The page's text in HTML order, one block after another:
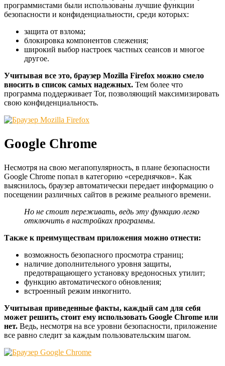
программистами были использованы лучшие функции
безопасности и конфиденциальности, среди которых:
защита от взлома;
блокировка компонентов слежения;
широкий выбор настроек частных сеансов и многое
другое.
Учитывая все это, браузер Mozilla Firefox можно смело
вносить в список самых надежных. Тем более что
программа поддерживает Tor, позволяющий максимизировать
свою конфиденциальность.
Google Chrome
Несмотря на свою мегапопулярность, в плане безопасности
Google Chrome попал в категорию «середнячков». Как
выяснилось, браузер автоматически передает информацию о
посещении различных сайтов в режиме реального времени.
Но не стоит переживать, ведь эту функцию легко
отключить в настройках программы.
Также к преимуществам приложения можно отнести:
возможность безопасного просмотра страниц;
наличие дополнительного уровня защиты,
предотвращающего установку вредоносных утилит;
функцию автоматического обновления;
встроенный режим инкогнито.
Учитывая приведенные факты, каждый сам для себя
может решить, стоит ему использовать Google Chrome или
нет. Ведь, несмотря на все уровни безопасности, приложение
все равно следит за каждым пользовательским шагом.